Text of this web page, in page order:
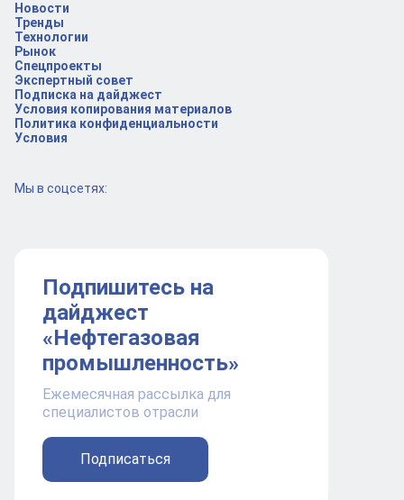
Новости
Тренды
Технологии
Рынок
Спецпроекты
Экспертный совет
Подписка на дайджест
Условия копирования материалов
Политика конфиденциальности
Условия
Мы в соцсетях:
Подпишитесь на
дайджест
«Нефтегазовая
промышленность»
Ежемесячная рассылка для
специалистов отрасли
Подписаться